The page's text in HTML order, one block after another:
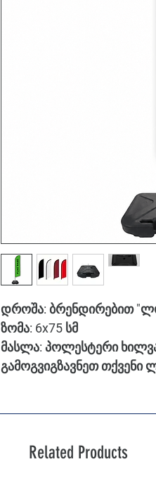
დროშა: ბრენდირებით
ზომა: 6x75 სმ
მასლა: პოლესტერი
გამოგვიგზავნეთ თქვენი
Related Products